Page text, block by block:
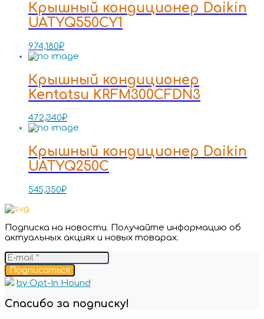
Крышный кондиционер Daikin
UATYQ550CY1
974,180₽
Крышный кондиционер
Kentatsu KRFM300CFDN3
472,340₽
Крышный кондиционер Daikin
UATYQ250C
545,350₽
Подписка на новости. Получайте информацию об
актуальных акциях и новых товарах.
Подписаться
by Opt-In Hound
Спасибо за подписку!